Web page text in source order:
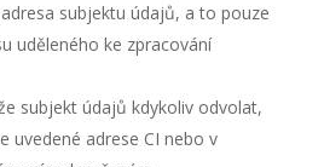
subjektu údajů, a to pouze
uděleného ke zpracování
subjekt údajů kdykoliv odvolat,
uvedené adrese CI nebo v